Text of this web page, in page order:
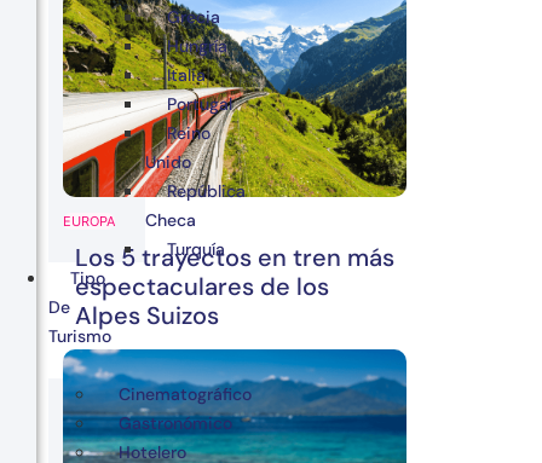
EUROPA
Los 5 trayectos en tren más
espectaculares de los
Alpes Suizos
Grecia
Hungría
Italia
Portugal
Reino
Unido
República
Checa
Turquía
Tipo
De
Turismo
Cinematográfico
Gastronómico
Hotelero